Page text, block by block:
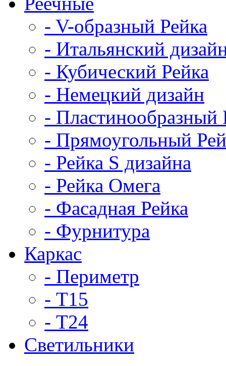
- V-образный Рейка
- Итальянский
- Кубический Рейка
- Немецкий дизайн
- Пластинообразный
- Прямоугольный
- Рейка S дизайна
- Рейка Омега
- Фасадная Рейка
- Фурнитура
Каркас
- Периметр
- Т15
- Т24
Светильники